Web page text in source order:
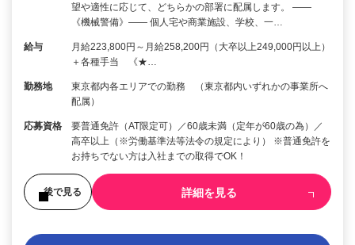
望や適性に応じて、どちらかの部署に配属します。 ――
《機械警備》―― 個人宅や商業施設、学校、一…
給与
月給223,800円～月給258,200円（大卒以上249,000円以上）
＋各種手当 《★…
勤務地
東京都内各エリアでの勤務 （東京都内いずれかの事業所へ
配属）
応募資格
要普通免許（AT限定可）／60歳未満（定年が60歳の為）／
高卒以上（※労働基準法等法令の規定により） ※普通免許を
お持ちでない方は入社までの取得でOK！
後で見る 詳細を見る